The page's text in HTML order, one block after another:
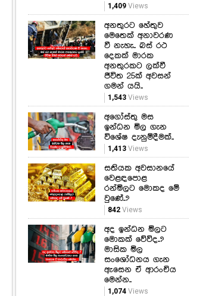
1,409Views
අනතුරට හේතුව
මෙතෙක් අනාවරණ
වී නැහැ.. බස් රථ
දෙකක් මාරක
අනතුරකට ලක්වී
ජීවිත 25ක් අවසන්
ගමන් යයි..
1,543Views
අගෝස්තු මස
ඉන්ධන මිල ගැන
විශේෂ දැනුම්දීමක්..
1,413Views
සතියක අවසානයේ
වෙළඳපොළ
රන්මිලට මොකද මේ
වුණේ..?
842Views
අද ඉන්ධන මිලට
මොකක් වේවිද..?
මාසික මිල
සංශෝධනය ගැන
ඇසෙන ඒ ආරංචිය
මෙන්න..
1,074Views